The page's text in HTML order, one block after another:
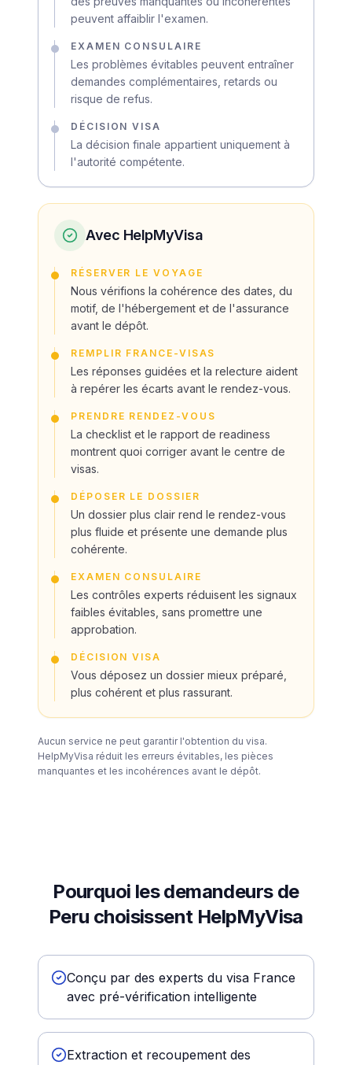
peuvent affaiblir l'examen.
EXAMEN CONSULAIRE
Les problèmes évitables peuvent entraîner
demandes complémentaires, retards ou
risque de refus.
DÉCISION VISA
La décision finale appartient uniquement à
l'autorité compétente.
Avec HelpMyVisa
RÉSERVER LE VOYAGE
Nous vérifions la cohérence des dates, du
motif, de l'hébergement et de l'assurance
avant le dépôt.
REMPLIR FRANCE-VISAS
Les réponses guidées et la relecture aident
à repérer les écarts avant le rendez-vous.
PRENDRE RENDEZ-VOUS
La checklist et le rapport de readiness
montrent quoi corriger avant le centre de
visas.
DÉPOSER LE DOSSIER
Un dossier plus clair rend le rendez-vous
plus fluide et présente une demande plus
cohérente.
EXAMEN CONSULAIRE
Les contrôles experts réduisent les signaux
faibles évitables, sans promettre une
approbation.
DÉCISION VISA
Vous déposez un dossier mieux préparé,
plus cohérent et plus rassurant.
Aucun service ne peut garantir l'obtention du visa.
HelpMyVisa réduit les erreurs évitables, les pièces
manquantes et les incohérences avant le dépôt.
Pourquoi les demandeurs de
Peru choisissent HelpMyVisa
Conçu par des experts du visa France
avec pré-vérification intelligente
Extraction et recoupement des